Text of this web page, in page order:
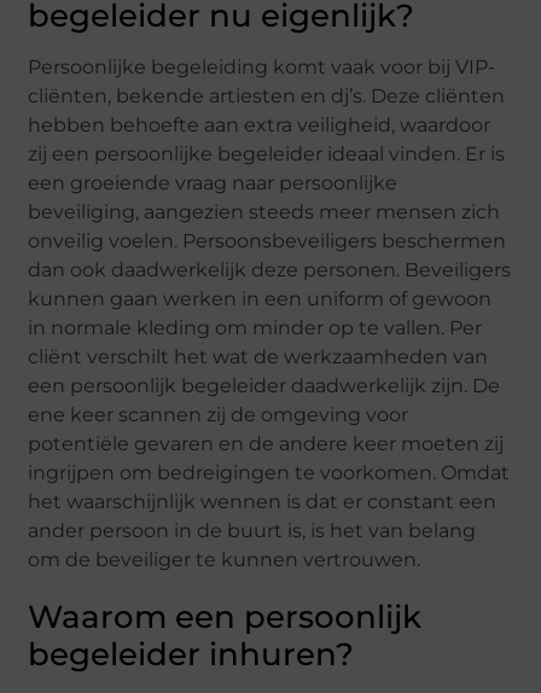
begeleider nu eigenlijk?
Persoonlijke begeleiding komt vaak voor bij VIP-
cliënten, bekende artiesten en dj’s. Deze cliënten
hebben behoefte aan extra veiligheid, waardoor
zij een persoonlijke begeleider ideaal vinden. Er is
een groeiende vraag naar persoonlijke
beveiliging, aangezien steeds meer mensen zich
onveilig voelen. Persoonsbeveiligers beschermen
dan ook daadwerkelijk deze personen. Beveiligers
kunnen gaan werken in een uniform of gewoon
in normale kleding om minder op te vallen. Per
cliënt verschilt het wat de werkzaamheden van
een persoonlijk begeleider daadwerkelijk zijn. De
ene keer scannen zij de omgeving voor
potentiële gevaren en de andere keer moeten zij
ingrijpen om bedreigingen te voorkomen. Omdat
het waarschijnlijk wennen is dat er constant een
ander persoon in de buurt is, is het van belang
om de beveiliger te kunnen vertrouwen.
Waarom een persoonlijk
begeleider inhuren?